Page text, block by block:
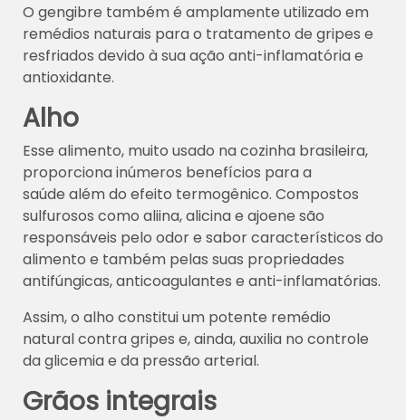
O gengibre também é amplamente utilizado em
remédios naturais para o tratamento de gripes e
resfriados devido à sua ação anti-inflamatória e
antioxidante.
Alho
Esse alimento, muito usado na cozinha brasileira,
proporciona inúmeros benefícios para a
saúde além do efeito termogênico. Compostos
sulfurosos como aliina, alicina e ajoene são
responsáveis pelo odor e sabor característicos do
alimento e também pelas suas propriedades
antifúngicas, anticoagulantes e anti-inflamatórias.
Assim, o alho constitui um potente remédio
natural contra gripes e, ainda, auxilia no controle
da glicemia e da pressão arterial.
Grãos integrais